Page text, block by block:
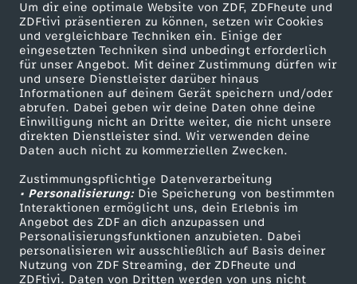
Um dir eine optimale Website von ZDF, ZDFheute und
ZDFtivi präsentieren zu können, setzen wir Cookies
und vergleichbare Techniken ein. Einige der
eingesetzten Techniken sind unbedingt erforderlich
für unser Angebot. Mit deiner Zustimmung dürfen wir
und unsere Dienstleister darüber hinaus
Informationen auf deinem Gerät speichern und/oder
abrufen. Dabei geben wir deine Daten ohne deine
Einwilligung nicht an Dritte weiter, die nicht unsere
direkten Dienstleister sind. Wir verwenden deine
Daten auch nicht zu kommerziellen Zwecken.
Zustimmungspflichtige Datenverarbeitung
• Personalisierung:Die Speicherung von bestimmten
Interaktionen ermöglicht uns, dein Erlebnis im
Angebot des ZDF an dich anzupassen und
Personalisierungsfunktionen anzubieten. Dabei
personalisieren wir ausschließlich auf Basis deiner
Nutzung von ZDF Streaming, der ZDFheute und
ZDFtivi. Daten von Dritten werden von uns nicht
z
z
u
A
u
t
o
Mehr ZDF
ZDF-Apps
Smart TV
ZDFtext
Livestreams
Sendungen A-Z
TV-Programm
Service
ZDFmitreden
Kontakt zum ZDF
Tickets
Zuschauerservice
Hilfe